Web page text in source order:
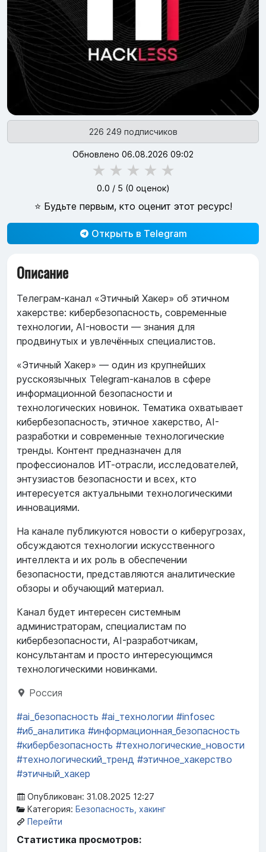
226 249 подписчиков
Обновлено 06.08.2026 09:02
★ ★ ★ ★ ★
0.0 / 5 (0 оценок)
⭐ Будьте первым, кто оценит этот ресурс!
Открыть в Telegram
Описание
Телеграм-канал «Этичный Хакер» об этичном
хакерстве: кибербезопасность, современные
технологии, AI-новости — знания для
продвинутых и увлечённых специалистов.
«Этичный Хакер» — один из крупнейших
русскоязычных Telegram-каналов в сфере
информационной безопасности и
технологических новинок. Тематика охватывает
кибербезопасность, этичное хакерство, AI-
разработки и современные технологические
тренды. Контент предназначен для
профессионалов ИТ-отрасли, исследователей,
энтузиастов безопасности и всех, кто
интересуется актуальными технологическими
инновациями.
На канале публикуются новости о киберугрозах,
обсуждаются технологии искусственного
интеллекта и их роль в обеспечении
безопасности, представляются аналитические
обзоры и обучающий материал.
Канал будет интересен системным
администраторам, специалистам по
кибербезопасности, AI-разработчикам,
консультантам и просто интересующимся
технологическими новинками.
Россия
#ai_безопасность #ai_технологии #infosec
#иб_аналитика #информационная_безопасность
#кибербезопасность #технологические_новости
#технологический_тренд #этичное_хакерство
#этичный_хакер
Опубликован: 31.08.2025 12:27
Категория: Безопасность, хакинг
Перейти
Статистика просмотров: